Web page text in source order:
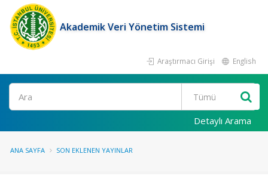
Akademik Veri Yönetim Sistemi
Araştırmacı Girişi English
Ara
Detaylı Arama
ANA SAYFA SON EKLENEN YAYINLAR